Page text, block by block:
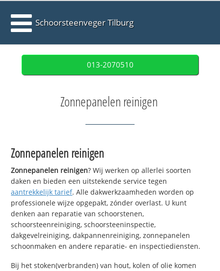
Schoorsteenveger Tilburg
013-2070510
Zonnepanelen reinigen
Zonnepanelen reinigen
Zonnepanelen reinigen? Wij werken op allerlei soorten
daken en bieden een uitstekende service tegen
aantrekkelijk tarief. Alle dakwerkzaamheden worden op
professionele wijze opgepakt, zónder overlast. U kunt
denken aan reparatie van schoorstenen,
schoorsteenreiniging, schoorsteeninspectie,
dakgevelreiniging, dakpannenreiniging, zonnepanelen
schoonmaken en andere reparatie- en inspectiediensten.
Bij het stoken(verbranden) van hout, kolen of olie komen